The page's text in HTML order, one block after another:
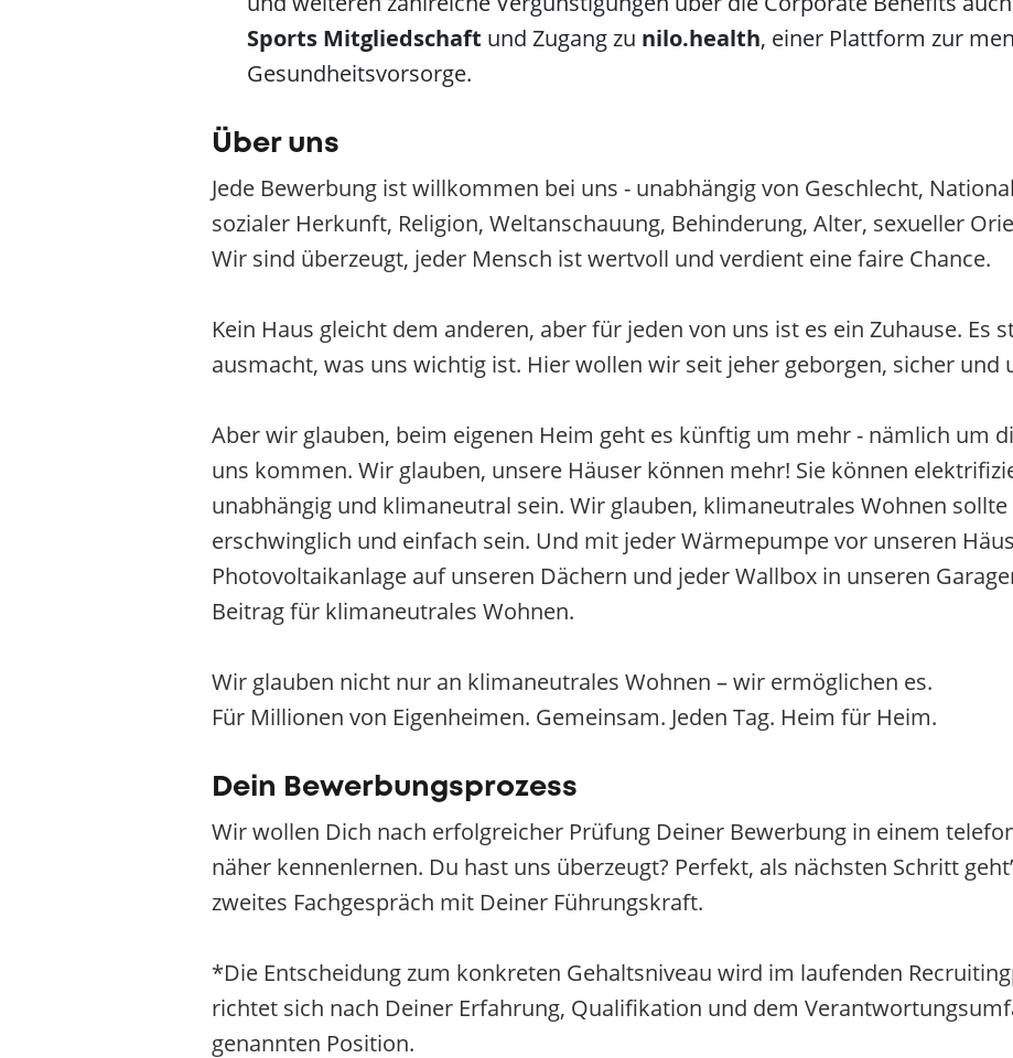
Sports Mitgliedschaft und Zugang zu nilo.health, einer Plattform zur
Gesundheitsvorsorge.
Über uns
Jede Bewerbung ist willkommen bei uns - unabhängig von Geschlecht,
sozialer Herkunft, Religion, Weltanschauung, Behinderung, Alter, sexueller
Wir sind überzeugt, jeder Mensch ist wertvoll und verdient eine faire Chance.
Kein Haus gleicht dem anderen, aber für jeden von uns ist es ein Zuhause. Es
ausmacht, was uns wichtig ist. Hier wollen wir seit jeher geborgen, sicher und
Aber wir glauben, beim eigenen Heim geht es künftig um mehr - nämlich um
uns kommen. Wir glauben, unsere Häuser können mehr! Sie können
unabhängig und klimaneutral sein. Wir glauben, klimaneutrales Wohnen
erschwinglich und einfach sein. Und mit jeder Wärmepumpe vor unseren
Photovoltaikanlage auf unseren Dächern und jeder Wallbox in unseren
Beitrag für klimaneutrales Wohnen.
Wir glauben nicht nur an klimaneutrales Wohnen – wir ermöglichen es.
Für Millionen von Eigenheimen. Gemeinsam. Jeden Tag. Heim für Heim.
Dein Bewerbungsprozess
Wir wollen Dich nach erfolgreicher Prüfung Deiner Bewerbung in einem
näher kennenlernen. Du hast uns überzeugt? Perfekt, als nächsten Schritt
zweites Fachgespräch mit Deiner Führungskraft.
*Die Entscheidung zum konkreten Gehaltsniveau wird im laufenden
richtet sich nach Deiner Erfahrung, Qualifikation und dem
genannten Position.